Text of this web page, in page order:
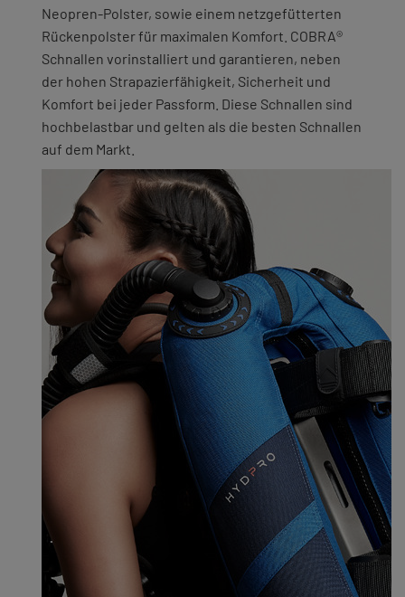
Neopren-Polster, sowie einem netzgefütterten
Rückenpolster für maximalen Komfort. COBRA®
Schnallen vorinstalliert und garantieren, neben
der hohen Strapazierfähigkeit, Sicherheit und
Komfort bei jeder Passform. Diese Schnallen sind
hochbelastbar und gelten als die besten Schnallen
auf dem Markt.